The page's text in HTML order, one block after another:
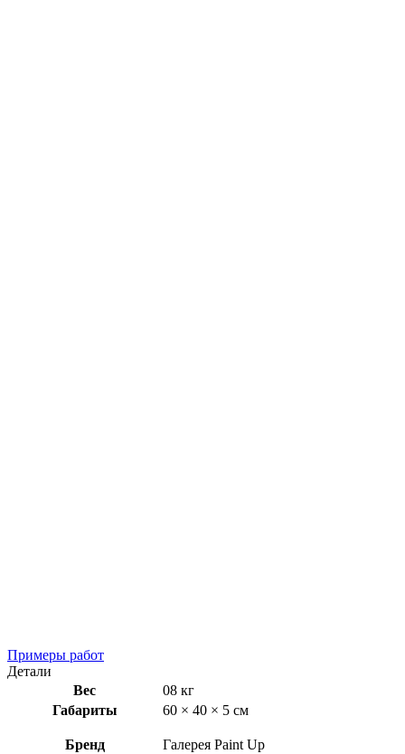
Примеры работ
Детали
Вес
08 кг
Габариты
60 × 40 × 5 см
Бренд Галерея Paint Up